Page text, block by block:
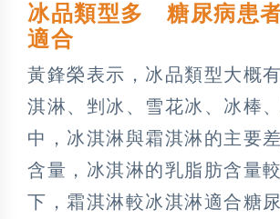
冰品類型多 糖尿病患
適合
黃鋒榮表示，冰品類型大概
淇淋、剉冰、雪花冰、冰棒
中，冰淇淋與霜淇淋的主要
含量，冰淇淋的乳脂肪含量
下，霜淇淋較冰淇淋適合糖